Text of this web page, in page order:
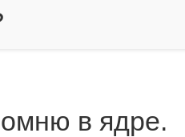
в ядре.